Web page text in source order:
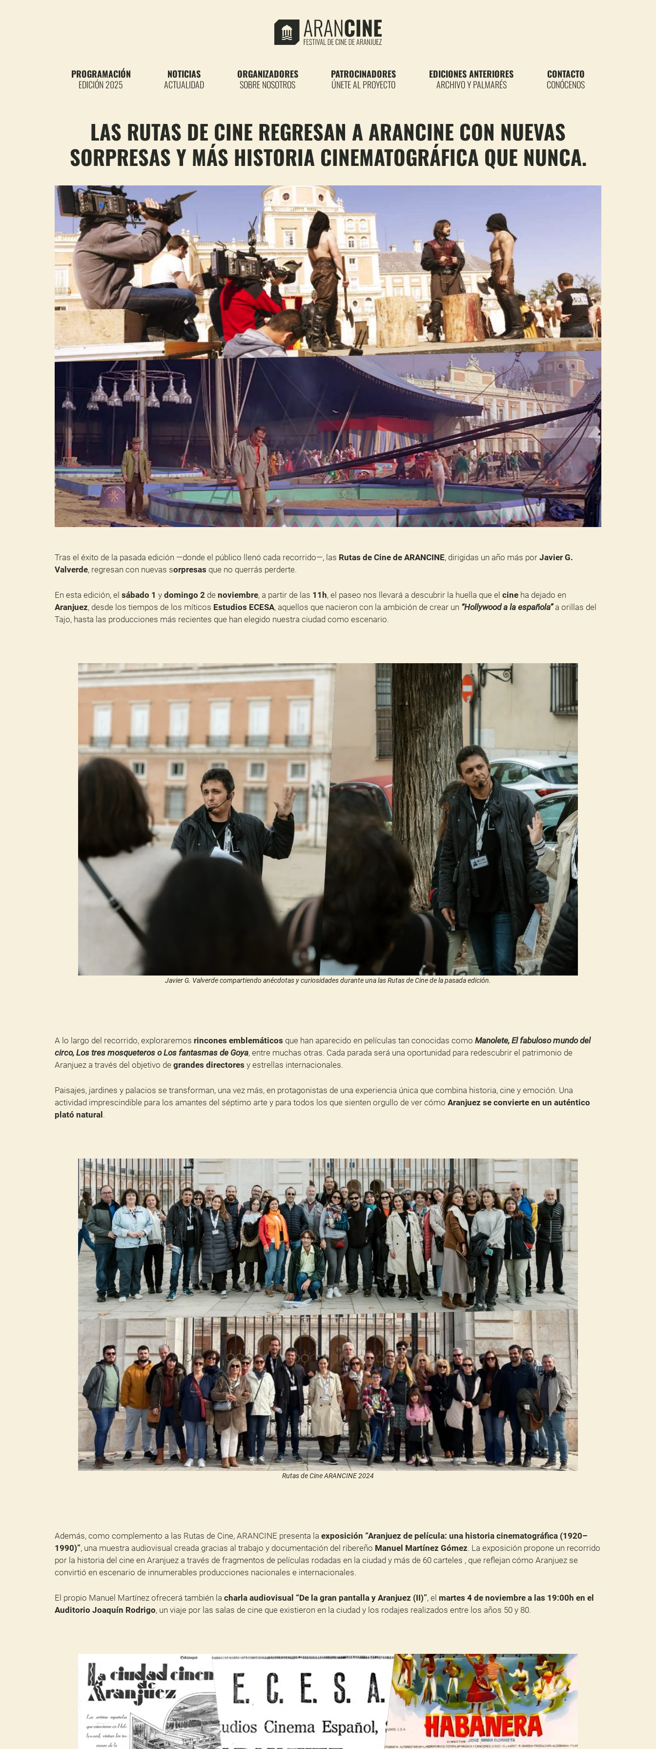
PROGRAMACIÓN
EDICIÓN 2025
NOTICIAS
ACTUALIDAD
ORGANIZADORES
SOBRE NOSOTROS
PATROCINADORES
ÚNETE AL PROYECTO
EDICIONES ANTERIORES
ARCHIVO Y PALMARÉS
CONTACTO
CONÓCENOS
LAS RUTAS DE CINE REGRESAN A ARANCINE CON NUEVAS
SORPRESAS Y MÁS HISTORIA CINEMATOGRÁFICA QUE NUNCA.
Tras el éxito de la pasada edición —donde el público llenó cada recorrido—, las Rutas de Cine de ARANCINE, dirigidas un año más por Javier G.
Valverde, regresan con nuevas sorpresas que no querrás perderte.
En esta edición, el sábado 1 y domingo 2 de noviembre, a partir de las 11h, el paseo nos llevará a descubrir la huella que el cine ha dejado en
Aranjuez, desde los tiempos de los míticos Estudios ECESA, aquellos que nacieron con la ambición de crear un “Hollywood a la española”a orillas del
Tajo, hasta las producciones más recientes que han elegido nuestra ciudad como escenario.
Javier G. Valverde compartiendo anécdotas y curiosidades durante una las Rutas de Cine de la pasada edición.
A lo largo del recorrido, exploraremos rincones emblemáticos que han aparecido en películas tan conocidas como Manolete, El fabuloso mundo del
circo, Los tres mosqueteros o Los fantasmas de Goya, entre muchas otras. Cada parada será una oportunidad para redescubrir el patrimonio de
Aranjuez a través del objetivo de grandes directores y estrellas internacionales.
Paisajes, jardines y palacios se transforman, una vez más, en protagonistas de una experiencia única que combina historia, cine y emoción. Una
actividad imprescindible para los amantes del séptimo arte y para todos los que sienten orgullo de ver cómo Aranjuez se convierte en un auténtico
plató natural .
Rutas de Cine ARANCINE 2024
Además, como complemento a las Rutas de Cine, ARANCINE presenta la exposición “Aranjuez de película: una historia cinematográfica (1920–
1990)”, una muestra audiovisual creada gracias al trabajo y documentación del ribereño Manuel Martínez Gómez. La exposición propone un recorrido
por la historia del cine en Aranjuez a través de fragmentos de películas rodadas en la ciudad y más de 60 carteles , que reflejan cómo Aranjuez se
convirtió en escenario de innumerables producciones nacionales e internacionales.
El propio Manuel Martínez ofrecerá también la charla audiovisual “De la gran pantalla y Aranjuez (II)”, el martes 4 de noviembre a las 19:00h en el
Auditorio Joaquín Rodrigo, un viaje por las salas de cine que existieron en la ciudad y los rodajes realizados entre los años 50 y 80.